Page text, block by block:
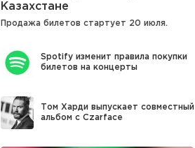
Казахстане
Продажа билетов стартует 20 июля.
Spotify изменит правила покупки
билетов на концерты
Том Харди выпускает совместный
альбом с Czarface